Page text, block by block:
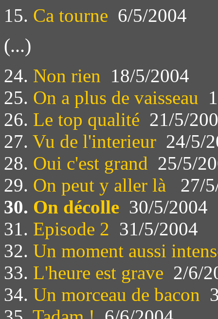
15. Ca tourne 6/5/2004
(...)
24. Non rien 18/5/2004
25. On a plus de vaisseau
26. Le top qualité 21/5/
27. Vu de l'interieur 24/5/
28. Oui c'est grand 25/5/
29. On peut y aller là
27/
30. On décolle 30/5/2004
31. Episode 2 31/5/2004
32. Un moment aussi
33. L'heure est grave 2/6/
34. Un morceau de bacon